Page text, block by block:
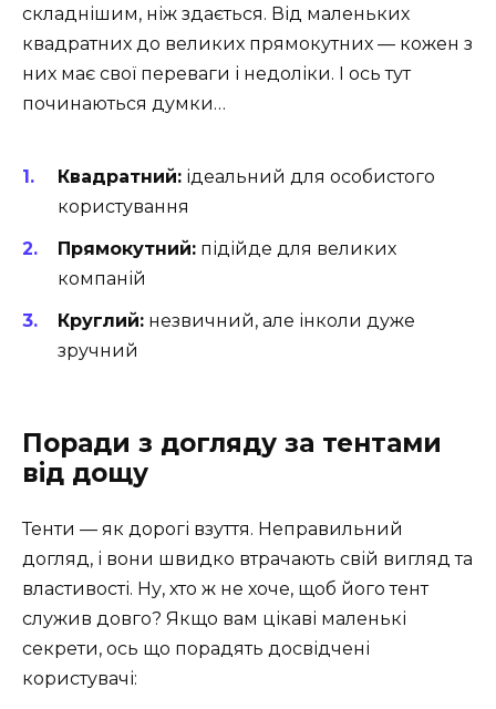
складнішим, ніж здається. Від маленьких
квадратних до великих прямокутних — кожен з
них має свої переваги і недоліки. І ось тут
починаються думки…
Квадратний: ідеальний для особистого
користування
Прямокутний: підійде для великих
компаній
Круглий: незвичний, але інколи дуже
зручний
Поради з догляду за тентами
від дощу
Тенти — як дорогі взуття. Неправильний
догляд, і вони швидко втрачають свій вигляд та
властивості. Ну, хто ж не хоче, щоб його тент
служив довго? Якщо вам цікаві маленькі
секрети, ось що порадять досвідчені
користувачі: